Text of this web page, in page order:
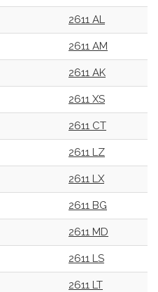
2611 AL
2611 AM
2611 AK
2611 XS
2611 CT
2611 LZ
2611 LX
2611 BG
2611 MD
2611 LS
2611 LT